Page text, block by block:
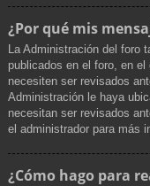
¿Por qué mis
La Administración del foro
publicados en el foro, en el
necesiten ser revisados
Administración le haya
necesitan ser revisados
el administrador para más
¿Cómo hago para